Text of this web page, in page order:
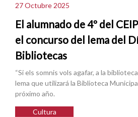
27 Octubre 2025
El alumnado de 4º del
el concurso del lema del
Bibliotecas
“Si els somnis vols agafar, a la
lema que utilizará la Biblioteca
próximo año.
Cultura